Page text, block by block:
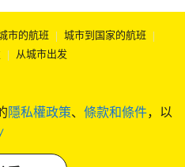
隱私權政策、 條款和條件，以
市的航班 | 城市到国家的航班 |
| 从城市出发